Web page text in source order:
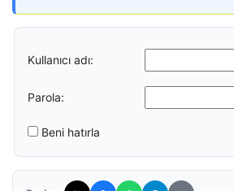
Kullanıcı adı:
Parola:
Beni hatırla